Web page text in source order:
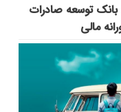
بانک توسعه صادرات
مالی